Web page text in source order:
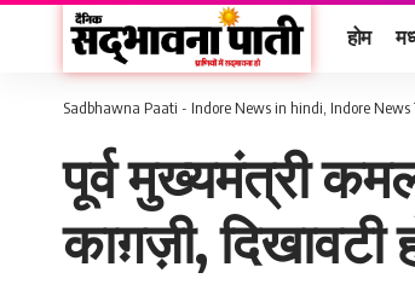
होम
Sadbhawna Paati - Indore News in hindi, Indore News
पूर्व मुख्यमंत्री
काग़ज़ी,